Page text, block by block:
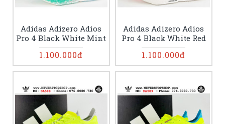
Adidas Adizero Adios
Pro 4 Black White Mint
1.100.000đ
Adidas Adizero Adios
Pro 4 Black White Red
1.100.000đ